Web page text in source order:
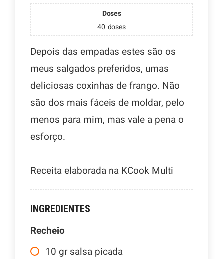
Doses
40 doses
Depois das empadas estes são os
meus salgados preferidos, umas
deliciosas coxinhas de frango. Não
são dos mais fáceis de moldar, pelo
menos para mim, mas vale a pena o
esforço.
Receita elaborada na KCook Multi
INGREDIENTES
Recheio
10 gr salsa picada